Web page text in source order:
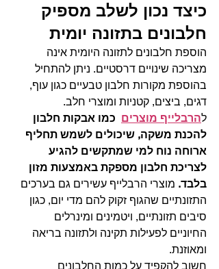
כיצד נכון לשלב מספיק
חלבונים בתזונה יומית
הוספת חלבונים לתזונה היומית אינה
מצריכה שינויים דרסטיים. ניתן להתחיל
בהוספת מקורות חלבון טבעיים כגון עוף,
דגים, ביצים, קטניות ומוצרי חלב.
להרבלייף מוצרים כמו אבקות חלבון
להכנת משקה, שיכולים לשמש תחליף
ארוחה נוח למי שמתקשים להגיע
לצריכת חלבון מספקת באמצעות מזון
בלבד. מוצרי הרבלייף עשירים גם בערכים
התזונתיים שהגוף זקוק להם מדי יום, כגון
סיבים תזונתיים, ויטמינים ומינרלים
החיוניים לפעילות תקינה ולתזונה בריאה
ומאוזנת.
חשוב להקפיד על כמות החלבונים